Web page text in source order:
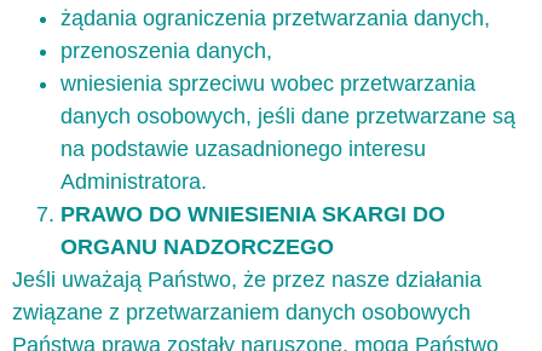
żądania ograniczenia przetwarzania danych,
przenoszenia danych,
wniesienia sprzeciwu wobec przetwarzania
danych osobowych, jeśli dane przetwarzane są
na podstawie uzasadnionego interesu
Administratora.
PRAWO DO WNIESIENIA SKARGI DO
ORGANU NADZORCZEGO
Jeśli uważają Państwo, że przez nasze działania
związane z przetwarzaniem danych osobowych
Państwa prawa zostały naruszone, mogą Państwo